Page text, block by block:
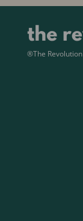
®The